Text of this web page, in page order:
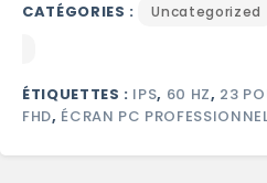
CATÉGORIES :
Uncategorized
ÉTIQUETTES : IPS, 60 HZ, 23
FHD, ÉCRAN PC